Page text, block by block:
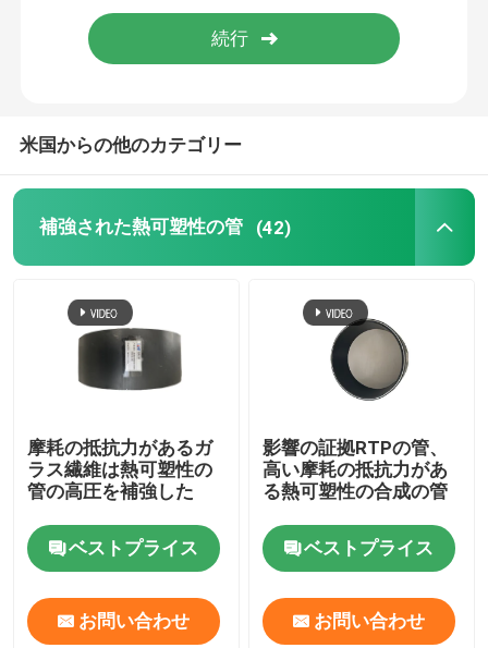
採鉱の合成の管
Aramidの合成の管
米国からの他のカテゴリー
補強された熱可塑性の管 (42)
摩耗の抵抗力があるガ
ラス繊維は熱可塑性の
管の高圧を補強した
ベストプライス
お問い合わせ
影響の証拠RTPの管、
高い摩耗の抵抗力があ
る熱可塑性の合成の管
ベストプライス
お問い合わせ